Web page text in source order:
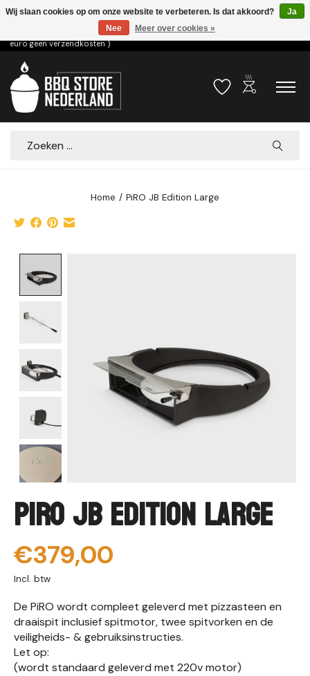
Voor 15.00u besteld dezelfde dag verzonden! ( 6,95 verzendkosten, vanaf 75
euro geen verzendkosten )
Verlanglijst
outdoor_grill
Zoeken
Home / PiRO JB Edition Large
PiRO JB Edition Large
€379,00
Incl. btw
De PiRO wordt compleet geleverd met pizzasteen en
draaispit inclusief spitmotor, twee spitvorken en de
veiligheids- & gebruiksinstructies.
Let op:
(wordt standaard geleverd met 220v motor)
Wij slaan cookies op om onze website te verbeteren. Is dat akkoord?
Ja
Nee
Meer over cookies »